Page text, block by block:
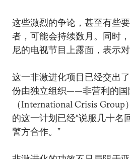
这些激烈的争论，甚至有些
者，可能会持续数月。同时
尼的电视节目上露面，表示
这一非激进化项目已经交出
份由独立组织——非营利的国
（International Crisis
的这一计划已经“说服几十
警方合作。”